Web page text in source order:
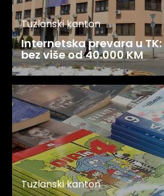
Tuzlanski kanton
Internetska prevara u
bez više od 40.000 KM
Tuzlanski kanton